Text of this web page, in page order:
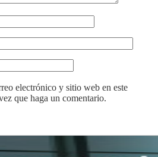
electrónico y sitio web en este
que haga un comentario.